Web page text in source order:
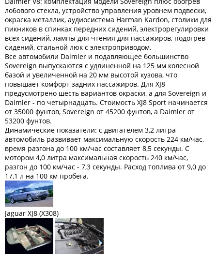
лобового стекла, устройство управления уровнем подвески,
окраска металлик, аудиосистема Harman Kardon, столики для
пикников в спинках передних сидений, электрорегулировки
всех сидений, лампы для чтения для пассажиров, подогрев
сидений, стальной люк с электроприводом.
Все автомобили Daimler и подавляющее большинство
Sovereign выпускаются с удлиненной на 125 мм колесной
базой и увеличенной на 20 мм высотой кузова, что
повышает комфорт задних пассажиров. Для XJ8
предусмотрено шесть вариантов окраски, а для Sovereign и
Daimler - по четырнадцать. Стоимость XJ8 Sport начинается
от 35000 фунтов, Sovereign от 45200 фунтов, a Daimler от
53200 фунтов.
Динамические показатели: с двигателем 3,2 литра
автомобиль развивает максимальную скорость 224 км/час,
время разгона до 100 км/час составляет 8,5 секунды. С
мотором 4,0 литра максимальная скорость 240 км/час,
разгон до 100 км/час - 7,3 секунды. Расход топлива от 9,0 до
17,1 л на 100 км пробега.
Jaguar XJ8 (X308)